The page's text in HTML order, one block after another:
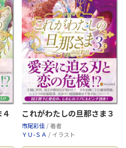
これがわたしの旦那さま３
市尾彩佳 / 著者
ＹＵ-ＳＡ / イラスト